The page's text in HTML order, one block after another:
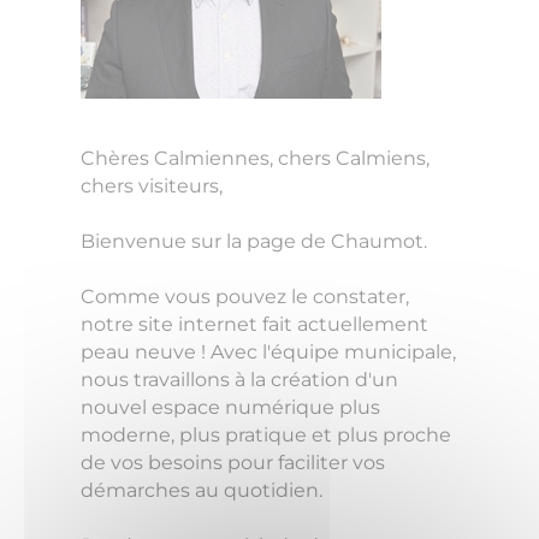
Chères Calmiennes, chers Calmiens,
chers visiteurs,
Bienvenue sur la page de Chaumot.
Comme vous pouvez le constater,
notre site internet fait actuellement
peau neuve ! Avec l'équipe municipale,
nous travaillons à la création d'un
nouvel espace numérique plus
moderne, plus pratique et plus proche
de vos besoins pour faciliter vos
démarches au quotidien.